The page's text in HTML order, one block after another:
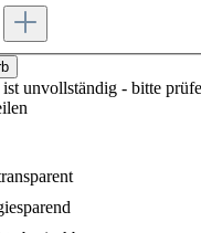
unvollständig - bitte